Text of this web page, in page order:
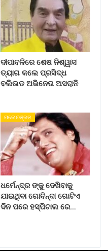
ଦୀପାବଳିରେ ଶେଷ ନିଶ୍ୱାସ
ତ୍ୟାଗ କଲେ ପ୍ରସିଦ୍ଧ
ବଲିଉଡ ଅଭିନେତା ଅସରାନି
ମନୋରଞ୍ଜନ
ଧର୍ମେନ୍ଦ୍ର ଙ୍କୁ ଦେଖିବାକୁ
ଯାଇଥିବା ଗୋବିନ୍ଦା ଗୋଟିଏ
ଦିନ ପରେ ହସ୍ପିଟାଲ ରେ…